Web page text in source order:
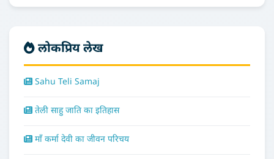
लोकप्रिय लेख
Sahu Teli Samaj
तेली साहु जाति का इतिहास
माँ कर्मा देवी का जीवन परिचय